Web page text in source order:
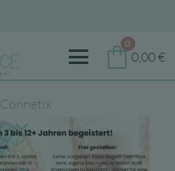
0
0,00€
Connetix